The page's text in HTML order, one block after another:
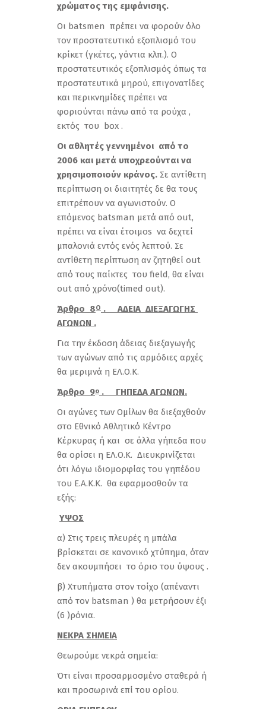
χρώματος της εμφάνισης.
Οι batsmen πρέπει να φορούν όλο
τον προστατευτικό εξοπλισμό του
κρίκετ (γκέτες, γάντια κλπ.). Ο
προστατευτικός εξοπλισμός όπως τα
προστατευτικά μηρού, επιγονατίδες
και περικνημίδες πρέπει να
φοριούνται πάνω από τα ρούχα ,
εκτός του box .
Οι αθλητές γεννημένοι από το
2006 και μετά υποχρεούνται να
χρησιμοποιούν κράνος. Σε αντίθετη
περίπτωση οι διαιτητές δε θα τους
επιτρέπουν να αγωνιστούν. Ο
επόμενος batsman μετά από out,
πρέπει να είναι έτοιμos να δεχτεί
μπαλονιά εντός ενός λεπτού. Σε
αντίθετη περίπτωση αν ζητηθεί out
από τoυς παίκτες του field, θα είναι
out από χρόνο(timed out).
Άρθρο 8Ο . ΑΔΕΙΑ ΔΙΕΞΑΓΩΓΗΣ
ΑΓΩΝΩΝ .
Για την έκδοση άδειας διεξαγωγής
των αγώνων από τις αρμόδιες αρχές
θα μεριμνά η ΕΛ.Ο.Κ.
Άρθρο 9ο . ΓΗΠΕΔΑ ΑΓΩΝΩΝ.
Οι αγώνες των Ομίλων θα διεξαχθούν
στο Εθνικό Αθλητικό Κέντρο
Κέρκυρας ή και σε άλλα γήπεδα που
θα ορίσει η ΕΛ.Ο.Κ. Διευκρινίζεται
ότι λόγω ιδιομορφίας του γηπέδου
του Ε.Α.Κ.Κ. θα εφαρμοσθούν τα
εξής:
ΥΨΟΣ
α) Στις τρεις πλευρές η μπάλα
βρίσκεται σε κανονικό χτύπημα, όταν
δεν ακουμπήσει το όριο του ύψους .
β) Xτυπήματα στον τοίχο (απέναντι
από τον batsman ) θα μετρήσουν έξι
(6 )ρόνια.
ΝΕΚΡΑ ΣΗΜΕΙΑ
Θεωρούμε νεκρά σημεία:
Ότι είναι προσαρμοσμένο σταθερά ή
και προσωρινά επί του ορίου.